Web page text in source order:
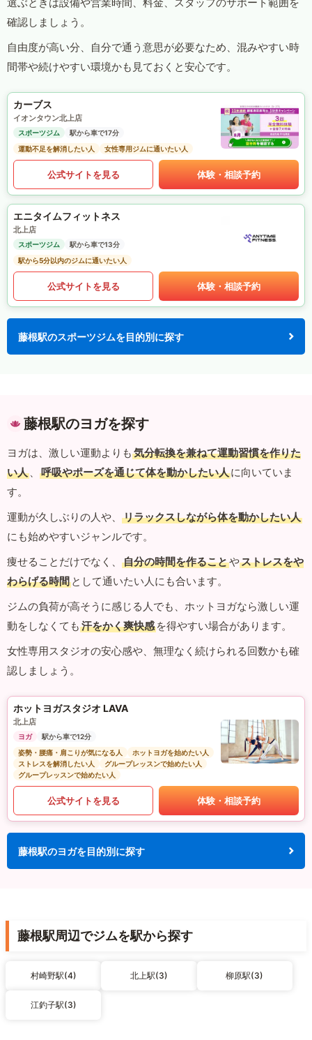
選ぶときは設備や営業時間、料金、スタッフのサポート範囲を
確認しましょう。
自由度が高い分、自分で通う意思が必要なため、混みやすい時
間帯や続けやすい環境かも見ておくと安心です。
カーブス
イオンタウン北上店
スポーツジム
駅から車で17分
運動不足を解消したい人
女性専用ジムに通いたい人
公式サイトを見る 体験・相談予約
エニタイムフィットネス
北上店
スポーツジム
駅から車で13分
駅から5分以内のジムに通いたい人
公式サイトを見る 体験・相談予約
藤根駅のスポーツジムを目的別に探す
藤根駅のヨガを探す
ヨガは、激しい運動よりも 気分転換を兼ねて運動習慣を作りた
い人 、 呼吸やポーズを通じて体を動かしたい人に向いていま
す。
運動が久しぶりの人や、
リラックスしながら体を動かしたい人
にも始めやすいジャンルです。
痩せることだけでなく、
自分の時間を作ることやストレスをや
わらげる時間 として通いたい人にも合います。
ジムの負荷が高そうに感じる人でも、ホットヨガなら激しい運
動をしなくても 汗をかく爽快感 を得やすい場合があります。
女性専用スタジオの安心感や、無理なく続けられる回数かも確
認しましょう。
ホットヨガスタジオ LAVA
北上店
ヨガ
駅から車で12分
姿勢・腰痛・肩こりが気になる人
ホットヨガを始めたい人
ストレスを解消したい人
グループレッスンで始めたい人
グループレッスンで始めたい人
公式サイトを見る 体験・相談予約
藤根駅のヨガを目的別に探す
藤根駅周辺でジムを駅から探す
村崎野駅(4) 北上駅(3) 柳原駅(3)
江釣子駅(3)